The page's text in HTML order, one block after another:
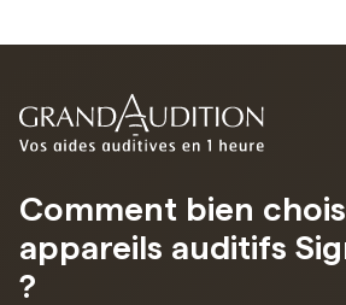
Comment bien
appareils auditifs
?